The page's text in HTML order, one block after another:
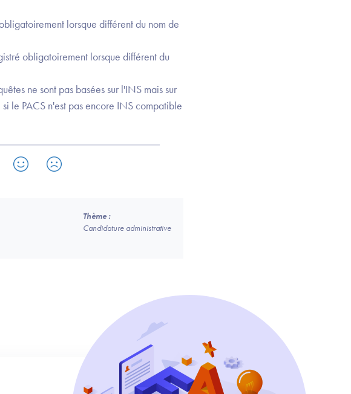
lorsque différent du nom de
obligatoirement lorsque différent du
ne sont pas basées sur l'INS mais sur
le PACS n'est pas encore INS compatible
Thème :
Candidature administrative